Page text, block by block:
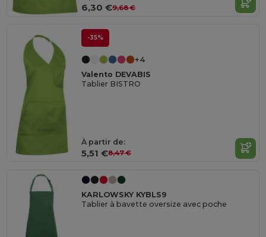
6,30 €9,68 €
-35%
+4
Valento DEVABIS
Tablier BISTRO
À partir de:
5,51 €8,47 €
KARLOWSKY KYBLS9
Tablier à bavette oversize avec poche